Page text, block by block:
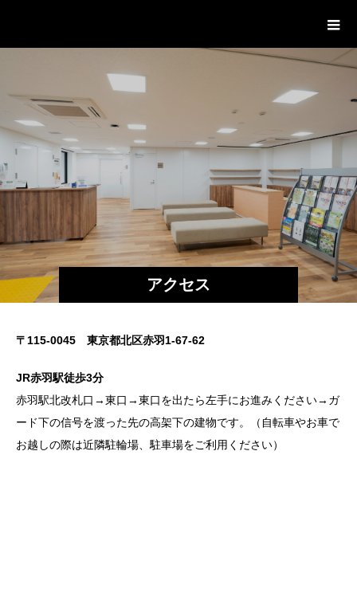
アクセス
〒115-0045 東京都北区赤羽1-67-62
JR赤羽駅徒歩3分
赤羽駅北改札口→東口→東口を出たら左手にお進みください→ガ
ード下の信号を渡った先の高架下の建物です。
（自転車やお車で
お越しの際は近隣駐輪場、駐車場をご利用ください）